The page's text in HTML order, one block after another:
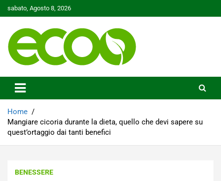
to
sabato, Agosto 8, 2026
Ecoo.it
Home
Mangiare cicoria durante la dieta, quello che devi sapere su
quest’ortaggio dai tanti benefici
BENESSERE